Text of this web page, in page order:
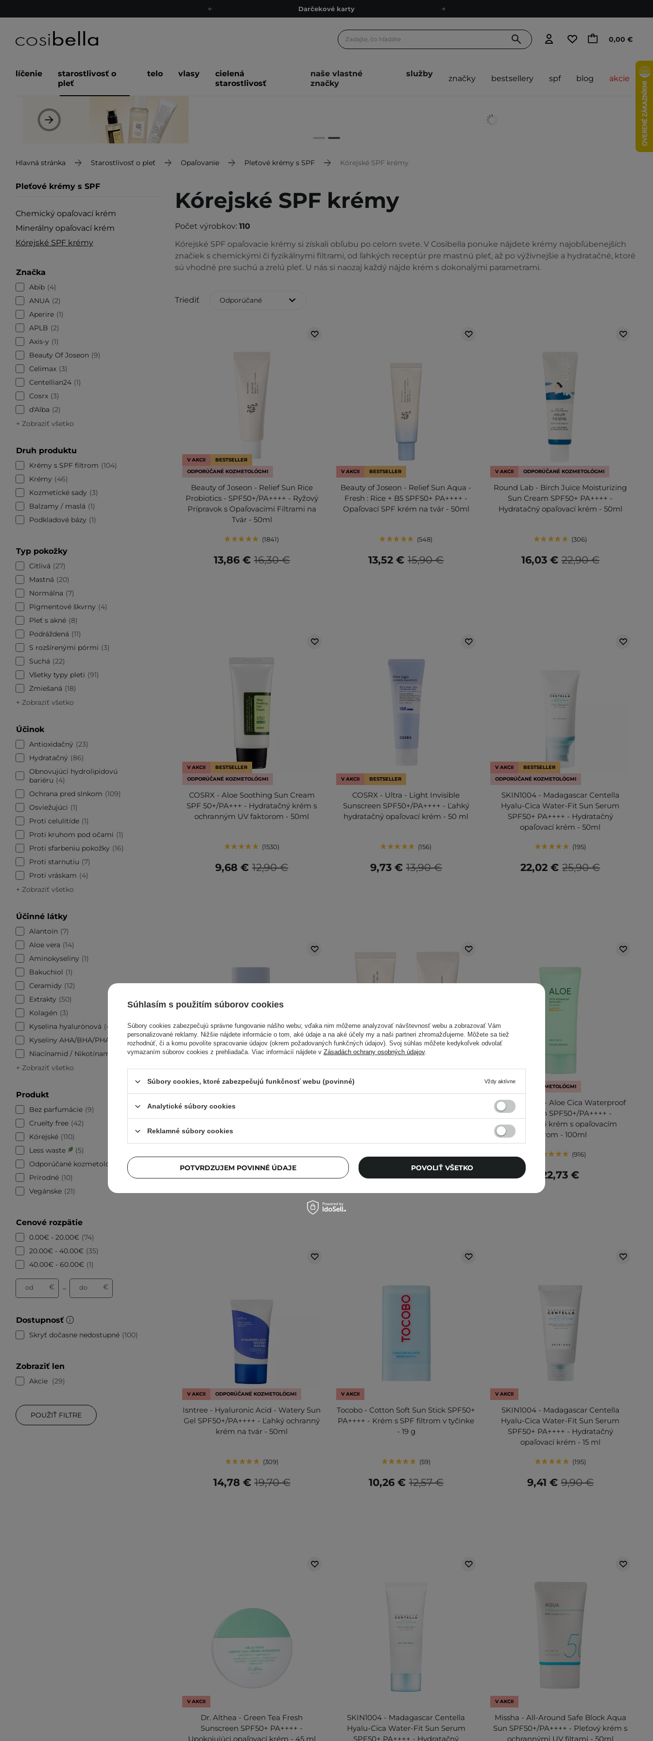
Darčekové karty
Odmeňovací program
Darčekové karty
0,00 €
líčenie
starostlivosť o
pleť
telo vlasy
cielená
starostlivosť
naše vlastné
značky
služby
značky bestsellery spf blog akcie
Hlavná stránka Starostlivosť o pleť Opaľovanie Pleťové krémy s SPF Kórejské SPF krémy
Pleťové krémy s SPF
Chemický opaľovací krém
Minerálny opaľovací krém
Kórejské SPF krémy
Značka
Abib
4
ANUA 2
Aperire 1
APLB
2
Axis-y
1
Beauty Of Joseon
9
Celimax 3
Centellian24 1
Cosrx 3
d'Alba
2
+ Zobraziť všetko
Druh produktu
Krémy s SPF filtrom
104
Krémy
46
Kozmetické sady
3
Balzamy / maslá
1
Podkladové bázy
1
Typ pokožky
Citlivá
27
Mastná
20
Normálna
7
Pigmentové škvrny
4
Pleť s akné 8
Podráždená
11
S rozšírenými pórmi
3
Suchá
22
Všetky typy pleti
91
Zmiešaná
18
+ Zobraziť všetko
Účinok
Antioxidačný
23
Hydratačný
86
Obnovujúci hydrolipidovú
bariéru
4
Ochrana pred slnkom
109
Osviežujúci
1
Proti celulitíde 1
Proti kruhom pod očami
1
Proti sfarbeniu pokožky
16
Proti starnutiu
7
Proti vráskam
4
+ Zobraziť všetko
Účinné látky
Alantoín
7
Aloe vera
14
Aminokyseliny
1
Bakuchiol
1
Ceramidy
12
Extrakty
50
Kolagén
3
Kyselina hyalurónová
43
Kyseliny AHA/BHA/PHA
Niacínamid / Nikotínamid
56
+ Zobraziť všetko
Produkt
Bez parfumácie 9
Cruelty free
42
Kórejské 110
Less waste
5
Odporúčané kozmetológmi
11
Prírodné 10
Vegánske 21
Cenové rozpätie
0.00€ - 20.00€ 74
20.00€ - 40.00€ 35
40.00€ - 60.00€ 1
od € – do €
Dostupnosť
Skryť dočasne nedostupné 100
Zobraziť len
Akcie 29
POUŽIŤ FILTRE
Kórejské SPF krémy
Počet výrobkov: 110
Kórejské SPF opaľovacie krémy si získali obľubu po celom svete. V Cosibella ponuke nájdete krémy najobľúbenejších
značiek s chemickými či fyzikálnymi filtrami, od ľahkých receptúr pre mastnú pleť, až po výživnejšie a hydratačné, ktoré
sú vhodné pre suchú a zrelú pleť. U nás si naozaj každý nájde krém s dokonalými parametrami.
Triediť Odporúčané
V AKCII
BESTSELLER
ODPORÚČANÉ KOZMETOLÓGMI
Beauty of Joseon - Relief Sun Rice
Probiotics - SPF50+/PA++++ - Ryžový
Prípravok s Opaľovacími Filtrami na
Tvár - 50ml
1841
16,30 €
13,86 €
V AKCII BESTSELLER
Beauty of Joseon - Relief Sun Aqua -
Fresh : Rice + B5 SPF50+ PA++++ -
Opaľovací SPF krém na tvár - 50ml
548
15,90 €
13,52 €
V AKCII ODPORÚČANÉ KOZMETOLÓGMI
Round Lab - Birch Juice Moisturizing
Sun Cream SPF50+ PA++++ -
Hydratačný opaľovací krém - 50ml
306
22,90 €
16,03 €
V AKCII
BESTSELLER
ODPORÚČANÉ KOZMETOLÓGMI
COSRX - Aloe Soothing Sun Cream
SPF 50+/PA+++ - Hydratačný krém s
ochranným UV faktorom - 50ml
1530
12,90 €
9,68 €
V AKCII BESTSELLER
COSRX - Ultra - Light Invisible
Sunscreen SPF50+/PA++++ - Ľahký
hydratačný opaľovací krém - 50 ml
156
13,90 €
9,73 €
V AKCII
BESTSELLER
ODPORÚČANÉ KOZMETOLÓGMI
SKIN1004 - Madagascar Centella
Hyalu-Cica Water-Fit Sun Serum
SPF50+ PA++++ - Hydratačný
opaľovací krém - 50ml
195
25,90 €
22,02 €
V AKCII
Tocobo - Bio Watery Sun Cream -
SPF50 PA++++ - Krém s SPF filtrom -
14,90 €
11,18 €
V SADE LACNEJŠIE
29,00 €
ODPORÚČANÉ KOZMETOLÓGMI
Holika Holika - Aloe Cica Waterproof
Sunscreen SPF50+/PA++++ -
Upokojujúci krém s opaľovacím
filtrom - 100ml
916
22,73 €
V AKCII ODPORÚČANÉ KOZMETOLÓGMI
Isntree - Hyaluronic Acid - Watery Sun
Gel SPF50+/PA++++ - Ľahký ochranný
krém na tvár - 50ml
309
19,70 €
14,78 €
V AKCII
Tocobo - Cotton Soft Sun Stick SPF50+
PA++++ - Krém s SPF filtrom v tyčinke
- 19 g
59
12,57 €
10,26 €
V AKCII
SKIN1004 - Madagascar Centella
Hyalu-Cica Water-Fit Sun Serum
SPF50+ PA++++ - Hydratačný
opaľovací krém - 15 ml
195
9,90 €
9,41 €
V AKCII
Dr. Althea - Green Tea Fresh
Sunscreen SPF50+ PA++++ -
Upokojujúci opaľovací krém - 45 ml
SKIN1004 - Madagascar Centella
Hyalu-Cica Water-Fit Sun Serum
SPF50+ PA++++ - Hydratačný
V AKCII
Missha - All-Around Safe Block Aqua
Sun SPF50+/PA++++ - Pleťový krém s
ochrannými UV filtami - 50ml
Súhlasím s použitím súborov cookies
Súbory cookies zabezpečujú správne fungovanie nášho webu; vďaka nim môžeme analyzovať návštevnosť webu a zobrazovať Vám
personalizované reklamy. Nižšie nájdete informácie o tom, aké údaje a na aké účely my a naši partneri zhromažďujeme. Môžete sa tiež
rozhodnúť, či a komu povolíte spracovanie údajov (okrem požadovaných funkčných údajov). Svoj súhlas môžete kedykoľvek odvolať
vymazaním súborov cookies z prehliadača. Viac informácií nájdete v Zásadách ochrany osobných údajov.
Súbory cookies, ktoré zabezpečujú funkčnosť webu (povinné) Vždy aktívne
Analytické súbory cookies
Reklamné súbory cookies
POTVRDZUJEM POVINNÉ ÚDAJE POVOLIŤ VŠETKO